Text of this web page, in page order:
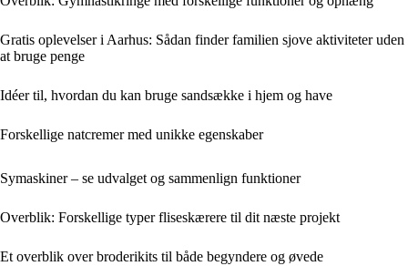
Gratis oplevelser i Aarhus: Sådan finder familien sjove aktiviteter uden
at bruge penge
Idéer til, hvordan du kan bruge sandsække i hjem og have
Forskellige natcremer med unikke egenskaber
Symaskiner – se udvalget og sammenlign funktioner
Overblik: Forskellige typer fliseskærere til dit næste projekt
Et overblik over broderikits til både begyndere og øvede